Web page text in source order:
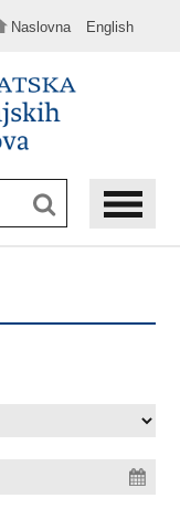
Naslovna English